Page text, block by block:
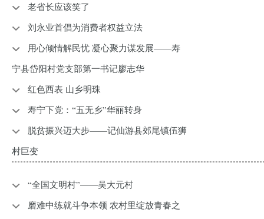
老省长应该笑了
刘永业首倡为消费者权益立法
用心倾情解民忧 凝心聚力谋发展——寿
宁县岱阳村党支部第一书记廖志华
红色西表 山乡明珠
寿宁下党：“五无乡”华丽转身
脱贫振兴迈大步——记仙游县郊尾镇伍狮
村巨变
“全国文明村”——吴大元村
磨难中练就斗争本领 农村里绽放青春之